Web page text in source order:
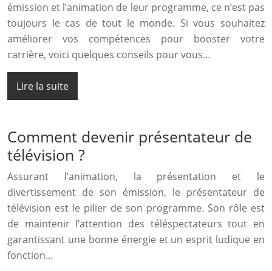
émission et l’animation de leur programme, ce n’est pas
toujours le cas de tout le monde. Si vous souhaitez
améliorer vos compétences pour booster votre
carrière, voici quelques conseils pour vous…
Lire la suite
Comment devenir présentateur de
télévision ?
Assurant l’animation, la présentation et le
divertissement de son émission, le présentateur de
télévision est le pilier de son programme. Son rôle est
de maintenir l’attention des téléspectateurs tout en
garantissant une bonne énergie et un esprit ludique en
fonction…